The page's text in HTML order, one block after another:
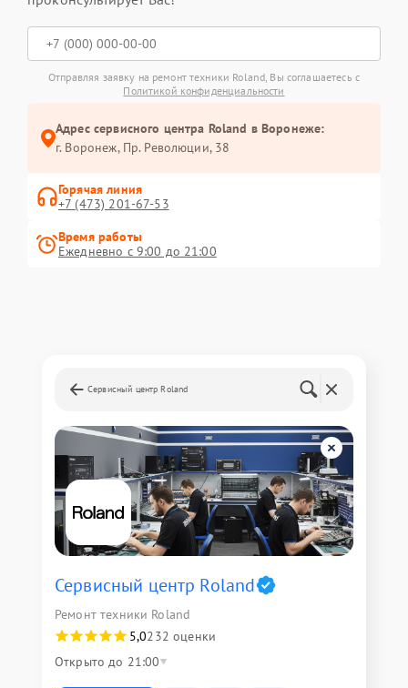
Отправляя заявку на ремонт техники Roland, Вы соглашаетесь с
Политикой конфиденциальности
Адрес сервисного центра Roland в Воронеже:
г. Воронеж, Пр. Революции, 38
Горячая линия
+7 (473) 201-67-53
Время работы
Ежедневно с 9:00 до 21:00
Сервисный центр Roland
Сервисный центр Roland
Ремонт техники Roland
5,0232 оценки
Открыто до 21:00